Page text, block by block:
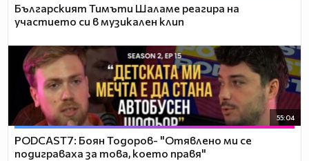
Българският Тимъти Шаламе реагира на
участието си в музикален клип
55:04
PODCAST7: ‪Боян Тодоров- "Отявлено ми се
подиграваха за това, което правя"